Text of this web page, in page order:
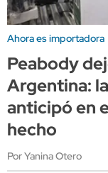
Ahora es importadora
Peabody
Argentina:
anticipó en
hecho
Por Yanina Otero